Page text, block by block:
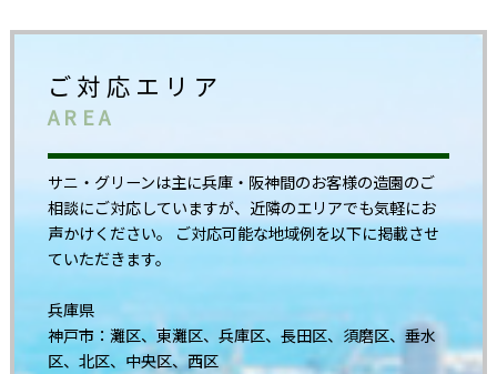
ご対応エリア
AREA
サニ・グリーンは主に兵庫・阪神間のお客様の造園のご
相談にご対応していますが、近隣のエリアでも気軽にお
声かけください。 ご対応可能な地域例を以下に掲載させ
ていただきます。
兵庫県
神戸市：灘区、東灘区、兵庫区、長田区、須磨区、垂水
区、北区、中央区、西区